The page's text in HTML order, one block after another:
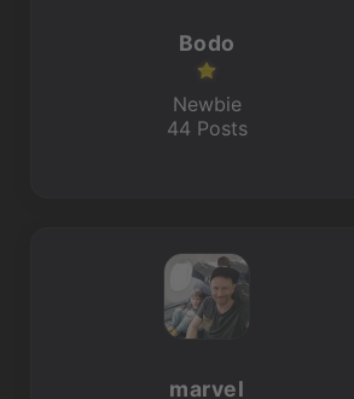
Bodo
Newbie
44 Posts
marvel